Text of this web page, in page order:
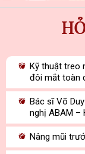
Kỹ thuật treo
đôi mắt toàn
Bác sĩ Võ
nghị ABAM –
Nâng mũi